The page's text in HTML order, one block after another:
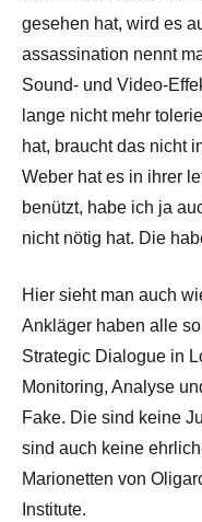
gesehen hat, wird es
assassination nennt
Sound- und Video-
lange nicht mehr
hat, braucht das nicht
Weber hat es in ihrer
benützt, habe ich ja
nicht nötig hat. Die
Hier sieht man auch
Ankläger haben alle
Strategic Dialogue in
Monitoring, Analyse
Fake. Die sind keine
sind auch keine
Marionetten von
Institute.